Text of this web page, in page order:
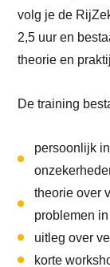
volg je de
2,5 uur en
theorie en
De training
persoonlijk
theorie over
problemen
uitleg over
korte